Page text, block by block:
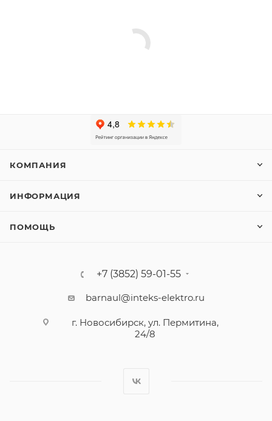
КОМПАНИЯ
ИНФОРМАЦИЯ
ПОМОЩЬ
+7 (3852) 59-01-55
barnaul@inteks-elektro.ru
г. Новосибирск, ул. Пермитина,
24/8